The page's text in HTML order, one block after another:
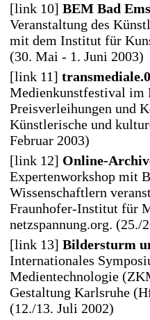
[link 10] BEM Bad
Veranstaltung des
mit dem Institut für
(30. Mai - 1. Juni 2003)
[link 11]
Medienkunstfestival im
Preisverleihungen und
Künstlerische und
Februar 2003)
[link 12] Online-
Expertenworkshop mit
Wissenschaftlern
Fraunhofer-Institut für
netzspannung.org. (25./
[link 13] Bildersturm
Internationales
Medientechnologie
Gestaltung Karlsruhe
(12./13. Juli 2002)